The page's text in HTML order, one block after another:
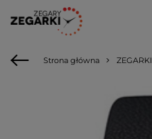
Strona główna ZEGARKI